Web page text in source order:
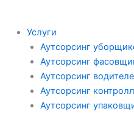
Услуги
Аутсорсинг
Аутсорсинг
Аутсорсинг
Аутсорсинг
Аутсорсинг